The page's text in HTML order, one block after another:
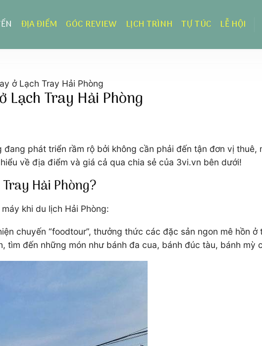
ĐỊA ĐIỂM GÓC REVIEW LỊCH TRÌNH TỰ TÚC LỄ HỘI
ở Lạch Tray Hải Phòng
Tray Hải Phòng
phát triển rầm rộ bởi không cần phải đến tận đơn vị thuê,
về địa điểm và giá cả qua chia sẻ của 3vi.vn bên dưới!
Hải Phòng?
khi du lịch Hải Phòng:
chuyến “foodtour”, thưởng thức các đặc sản ngon mê hồn
tìm đến những món như bánh đa cua, bánh đúc tàu, bánh mỳ